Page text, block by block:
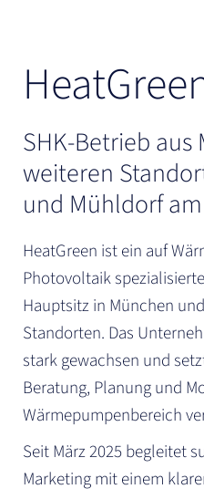
SHK-Betrieb
weiteren
und Mühldorf
HeatGreen ist ein auf
Photovoltaik
Hauptsitz in München
Standorten. Das
stark gewachsen und
Beratung, Planung und
Wärmepumpenbereich
Seit März 2025 begleitet
Marketing mit einem